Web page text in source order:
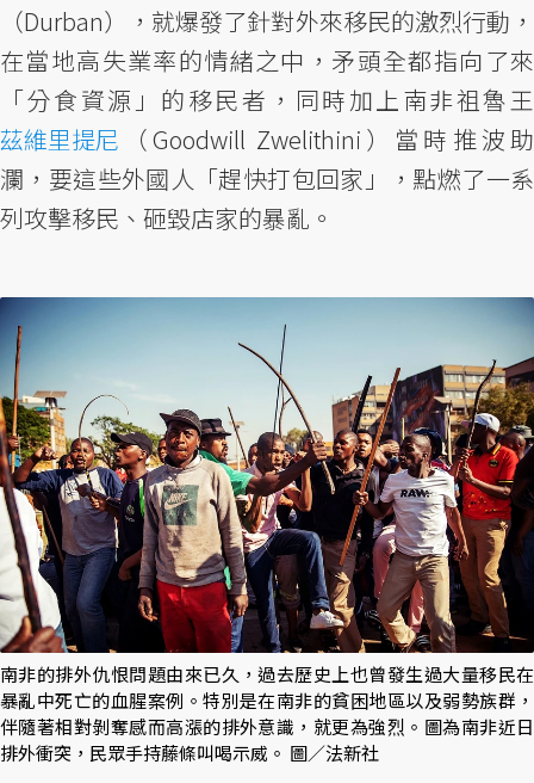
（Durban），就爆發了針對外來移民的激烈行動，
在當地高失業率的情緒之中，矛頭全都指向了來
「分食資源」的移民者，同時加上南非祖魯王
茲維里提尼 （Goodwill Zwelithini）當時推波助
瀾，要這些外國人「趕快打包回家」，點燃了一系
列攻擊移民、砸毀店家的暴亂。
南非的排外仇恨問題由來已久，過去歷史上也曾發生過大量移民在
暴亂中死亡的血腥案例。特別是在南非的貧困地區以及弱勢族群，
伴隨著相對剝奪感而高漲的排外意識，就更為強烈。圖為南非近日
排外衝突，民眾手持藤條叫喝示威。 圖／法新社